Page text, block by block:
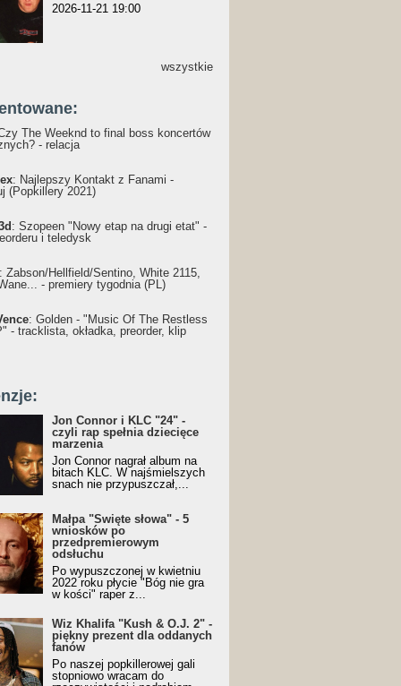
2026-11-21 19:00
wszystkie
The Weeknd to final boss koncertów
- relacja
: Najlepszy Kontakt z Fanami -
(Popkillery 2021)
: Szopeen "Nowy etap na drugi etat" -
i teledysk
: Żabson/Hellfield/Sentino, White 2115,
- premiery tygodnia (PL)
: Golden - "Music Of The Restless
- tracklista, okładka, preorder, klip
Jon Connor i KLC "24" -
czyli rap spełnia dziecięce
marzenia
Jon Connor nagrał album na
bitach KLC. W najśmielszych
snach nie przypuszczał,...
Małpa "Święte słowa" - 5
wniosków po
przedpremierowym
odsłuchu
Po wypuszczonej w kwietniu
2022 roku płycie "Bóg nie gra
w kości" raper z...
Wiz Khalifa "Kush & O.J. 2" -
piękny prezent dla oddanych
fanów
Po naszej popkillerowej gali
stopniowo wracam do